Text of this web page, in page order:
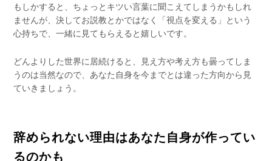
もしかすると、ちょっとキツい言葉に聞こえてしまうかもしれ
ませんが、決してお説教とかではなく「視点を変える」という
心持ちで、一緒に見てもらえると嬉しいです。
どんよりした世界に居続けると、見え方や考え方も曇ってしま
うのは当然なので、あなた自身を今までとは違った方向から見
ていきましょう。
辞められない理由はあなた自身が作ってい
るのかも